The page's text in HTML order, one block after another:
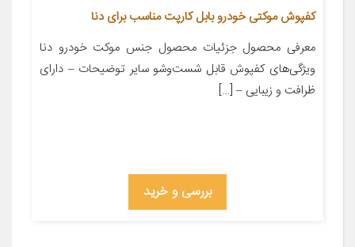
کفپوش موکتی خودرو بابل کارپت مناسب برای دنا
معرفی محصول جزئیات محصول جنس موکت خودرو دنا
ویژگی‌های کفپوش قابل شست‌وشو سایر توضیحات – دارای
ظرافت و زیبایی – […]
بررسی و خرید